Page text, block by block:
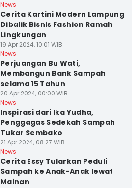
News
Cerita Kartini Modern Lampung
Dibalik Bisnis Fashion Ramah
Lingkungan
19 Apr 2024, 10:01 WIB
News
Perjuangan Bu Wati,
Membangun Bank Sampah
selama 15 Tahun
20 Apr 2024, 00:00 WIB
News
Inspirasi dari Ika Yudha,
Penggagas Sedekah Sampah
Tukar Sembako
21 Apr 2024, 08:27 WIB
News
Cerita Essy Tularkan Peduli
Sampah ke Anak-Anak lewat
Mainan